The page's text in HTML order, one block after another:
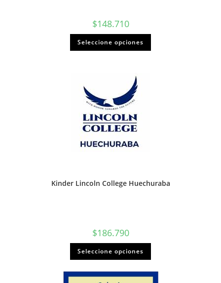
$148.710
Seleccione opciones
Kinder Lincoln College Huechuraba
$186.790
Seleccione opciones